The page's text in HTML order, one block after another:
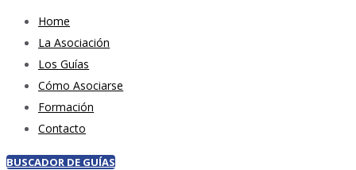
Home
La Asociación
Los Guías
Cómo Asociarse
Formación
Contacto
BUSCADOR DE GUÍAS